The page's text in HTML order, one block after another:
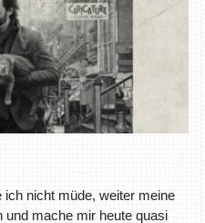
nicht müde, weiter meine
und mache mir heute quasi